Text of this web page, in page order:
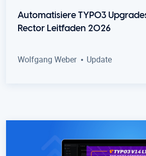
Automatisiere TYPO3
Rector Leitfaden 2026
Wolfgang Weber Update